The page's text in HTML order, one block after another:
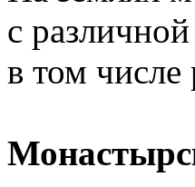
с
в том